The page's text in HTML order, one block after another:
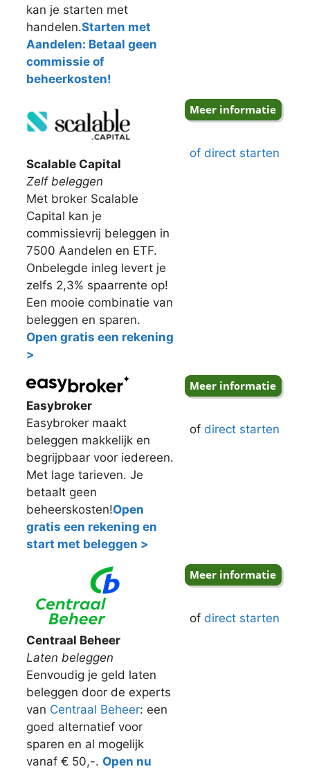
kan je starten met
handelen.Starten met
Aandelen: Betaal geen
commissie of
beheerkosten!
Scalable Capital
Zelf beleggen
Met broker Scalable
Capital kan je
commissievrij beleggen in
7500 Aandelen en ETF.
Onbelegde inleg levert je
zelfs 2,3% spaarrente op!
Een mooie combinatie van
beleggen en sparen.
Open gratis een rekening
>
of direct starten
Easybroker
Easybroker maakt
beleggen makkelijk en
begrijpbaar voor iedereen.
Met lage tarieven. Je
betaalt geen
beheerskosten!Open
gratis een rekening en
start met beleggen >
of direct starten
Centraal Beheer
Laten beleggen
Eenvoudig je geld laten
beleggen door de experts
van Centraal Beheer: een
goed alternatief voor
sparen en al mogelijk
vanaf € 50,-. Open nu
of direct starten